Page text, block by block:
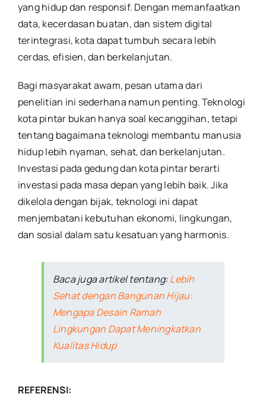
yang hidup dan responsif. Dengan memanfaatkan
data, kecerdasan buatan, dan sistem digital
terintegrasi, kota dapat tumbuh secara lebih
cerdas, efisien, dan berkelanjutan.
Bagi masyarakat awam, pesan utama dari
penelitian ini sederhana namun penting. Teknologi
kota pintar bukan hanya soal kecanggihan, tetapi
tentang bagaimana teknologi membantu manusia
hidup lebih nyaman, sehat, dan berkelanjutan.
Investasi pada gedung dan kota pintar berarti
investasi pada masa depan yang lebih baik. Jika
dikelola dengan bijak, teknologi ini dapat
menjembatani kebutuhan ekonomi, lingkungan,
dan sosial dalam satu kesatuan yang harmonis.
Baca juga artikel tentang:Lebih
Sehat dengan Bangunan Hijau:
Mengapa Desain Ramah
Lingkungan Dapat Meningkatkan
Kualitas Hidup
REFERENSI: